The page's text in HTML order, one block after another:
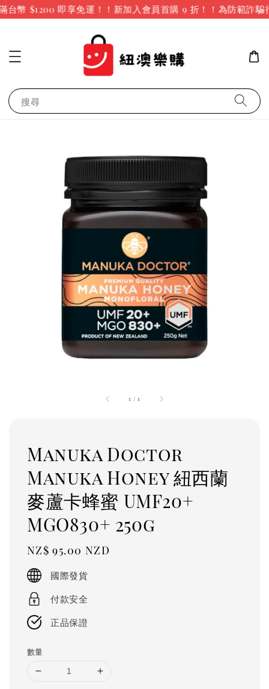
台幣 $1200 即享免運！！新加入會員首購 9 折！！為防範詐騙
搜尋
1 /1
Manuka Doctor
Manuka Honey 紐西蘭
麥蘆卡蜂蜜 UMF20+
MGO830+ 250g
Regular
price
NZ$ 95.00 NZD
國際發貨
付款安全
正品保證
數量